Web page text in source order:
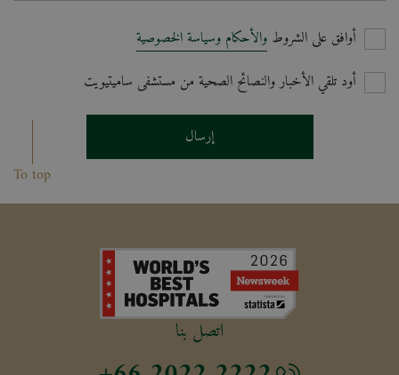
أوافق على الشروط والأحكام وسياسة الخصوصية
أود تلقي الأخبار والنصائح الصحية من مستشفى ساميتيويت
إرسال
To top
اتصل بنا